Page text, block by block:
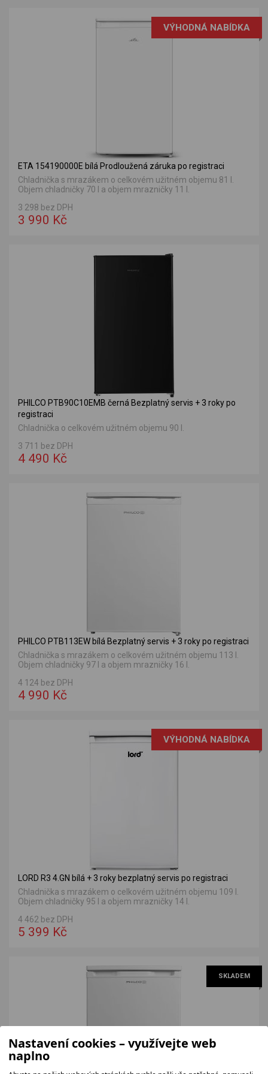
VÝHODNÁ NABÍDKA
ETA 154190000E bílá Prodloužená záruka po registraci
Chladnička s mrazákem o celkovém užitném objemu 81 l.
Objem chladničky 70 l a objem mrazničky 11 l.
3 298 bez DPH
3 990 Kč
PHILCO PTB90C10EMB černá Bezplatný servis + 3 roky po
registraci
Chladnička o celkovém užitném objemu 90 l.
3 711 bez DPH
4 490 Kč
PHILCO PTB113EW bílá Bezplatný servis + 3 roky po registraci
Chladnička s mrazákem o celkovém užitném objemu 113 l.
Objem chladničky 97 l a objem mrazničky 16 l.
4 124 bez DPH
4 990 Kč
VÝHODNÁ NABÍDKA
LORD R3 4.GN bílá + 3 roky bezplatný servis po registraci
Chladnička s mrazákem o celkovém užitném objemu 109 l.
Objem chladničky 95 l a objem mrazničky 14 l.
4 462 bez DPH
5 399 Kč
SKLADEM
Nastavení cookies – využívejte web
naplno